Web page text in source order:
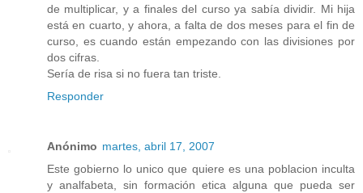
de multiplicar, y a finales del curso ya sabía dividir. Mi hija
está en cuarto, y ahora, a falta de dos meses para el fin de
curso, es cuando están empezando con las divisiones por
dos cifras.
Sería de risa si no fuera tan triste.
Responder
Anónimo martes, abril 17, 2007
Este gobierno lo unico que quiere es una poblacion inculta
y analfabeta, sin formación etica alguna que pueda ser